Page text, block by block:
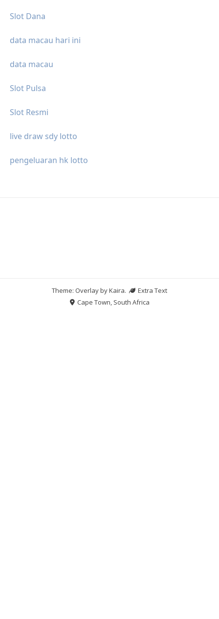
Slot Dana
data macau hari ini
data macau
Slot Pulsa
Slot Resmi
live draw sdy lotto
pengeluaran hk lotto
Theme: Overlay byKaira.
Extra Text
Cape Town, South Africa